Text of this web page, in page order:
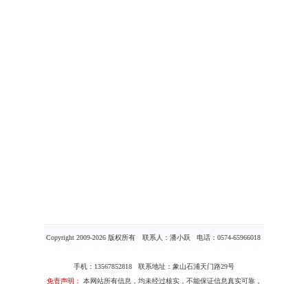
Copyright 2009-2026 版权所有 联系人：潘小跃 电话：0574-65966018
手机：13567852818 联系地址：象山石浦天门路29号
免责声明：
本网站所有信息，均未经过核实，不能保证信息真实可靠，